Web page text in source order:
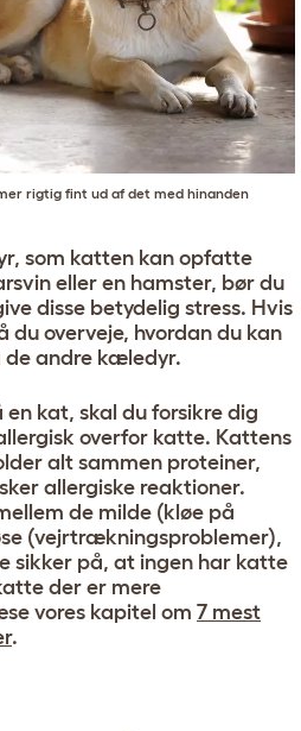
rigtig fint ud af det med hinanden
som katten kan opfatte
eller en hamster, bør du
disse betydelig stress. Hvis
du overveje, hvordan du kan
de andre kæledyr.
en kat, skal du forsikre dig
overfor katte. Kattens
alt sammen proteiner,
allergiske reaktioner.
de milde (kløe på
(vejrtrækningsproblemer),
sikker på, at ingen har katte
der er mere
vores kapitel om 7 mest
.